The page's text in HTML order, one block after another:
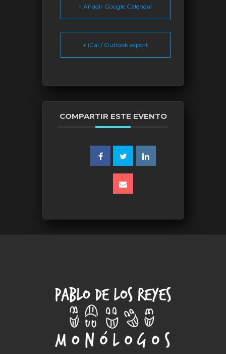
+ Añadir Google Calendar
+ iCal / Outlook export
COMPARTIR ESTE EVENTO